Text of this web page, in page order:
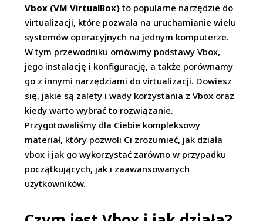
Vbox (VM VirtualBox) to popularne narzędzie do
virtualizacji, które pozwala na uruchamianie wielu
systemów operacyjnych na jednym komputerze.
W tym przewodniku omówimy podstawy Vbox,
jego instalację i konfigurację, a także porównamy
go z innymi narzędziami do virtualizacji. Dowiesz
się, jakie są zalety i wady korzystania z Vbox oraz
kiedy warto wybrać to rozwiązanie.
Przygotowaliśmy dla Ciebie kompleksowy
materiał, który pozwoli Ci zrozumieć, jak działa
vbox i jak go wykorzystać zarówno w przypadku
początkujących, jak i zaawansowanych
użytkowników.